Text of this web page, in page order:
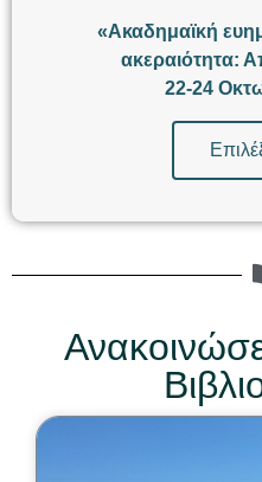
«Ακαδημαϊκή
ακεραιότητα:
22-24